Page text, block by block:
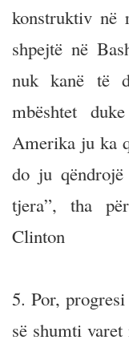
konstruktiv në
shpejtë në
nuk kanë të
mbështet
Amerika ju ka
do ju
tjera”, tha
Clinton
5. Por,
së shumti